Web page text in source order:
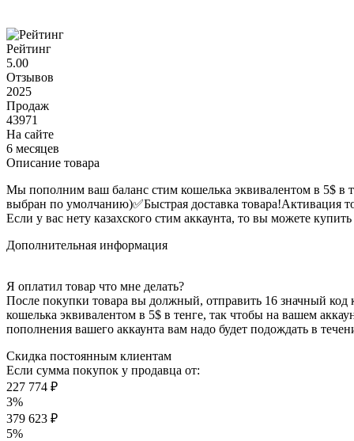
Рейтинг
5.00
Отзывов
2025
Продаж
43971
На сайте
6 месяцев
Описание товара
Мы пополним ваш баланс стим кошелька эквивалентом в 5$ в
выбран по умолчанию)✅Быстрая доставка товара!Активация
Если у вас нету казахского стим аккаунта, то вы можете
Дополнительная информация
Я оплатил товар что мне делать?
После покупки товара вы должный, отправить 16 значный
кошелька эквивалентом в 5$ в тенге, так чтобы на вашем
пополнения вашего аккаунта вам надо будет подождать в
Скидка постоянным клиентам
Если сумма покупок у продавца от:
227 774 ₽
3%
379 623 ₽
5%